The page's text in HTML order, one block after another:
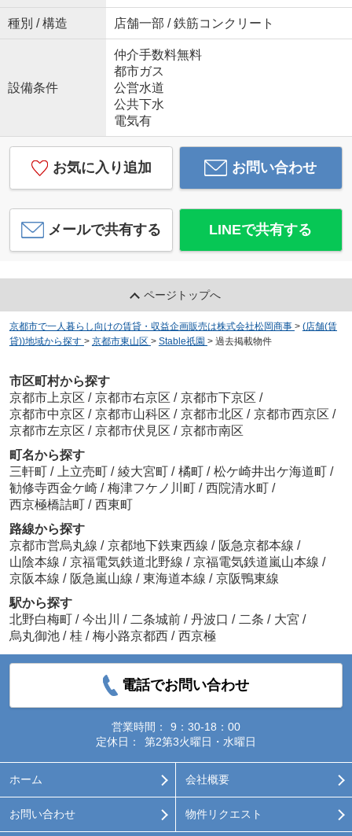
種別 / 構造 店舗一部 / 鉄筋コンクリート
設備条件
仲介手数料無料
都市ガス
公営水道
公共下水
電気有
お気に入り追加 お問い合わせ
メールで共有する LINEで共有する
ページトップへ
京都市で一人暮らし向けの賃貸・収益企画販売は株式会社松岡商事 > (店舗(賃
貸))地域から探す > 京都市東山区 > Stable祇園 > 過去掲載物件
市区町村から探す
京都市上京区 / 京都市右京区 / 京都市下京区 /
京都市中京区 / 京都市山科区 / 京都市北区 / 京都市西京区 /
京都市左京区 / 京都市伏見区 / 京都市南区
町名から探す
三軒町 / 上立売町 / 綾大宮町 / 橘町 / 松ケ崎井出ケ海道町 /
勧修寺西金ケ崎 / 梅津フケノ川町 / 西院清水町 /
西京極橋詰町 / 西東町
路線から探す
京都市営烏丸線 / 京都地下鉄東西線 / 阪急京都本線 /
山陰本線 / 京福電気鉄道北野線 / 京福電気鉄道嵐山本線 /
京阪本線 / 阪急嵐山線 / 東海道本線 / 京阪鴨東線
駅から探す
北野白梅町 / 今出川 / 二条城前 / 丹波口 / 二条 / 大宮 /
烏丸御池 / 桂 / 梅小路京都西 / 西京極
電話でお問い合わせ
営業時間：
9：30-18：00
定休日：
第2第3火曜日・水曜日
ホーム 会社概要
お問い合わせ 物件リクエスト